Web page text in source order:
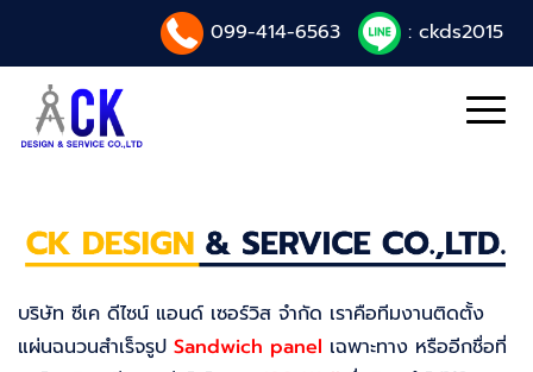
099-414-6563 : ckds2015
บริษัท ซีเค ดีไซน์ แอนด์ เซอร์วิส จำกัด เราคือทีมงานติดตั้ง
แผ่นฉนวนสำเร็จรูป Sandwich panel เฉพาะทาง หรืออีกชื่อที่